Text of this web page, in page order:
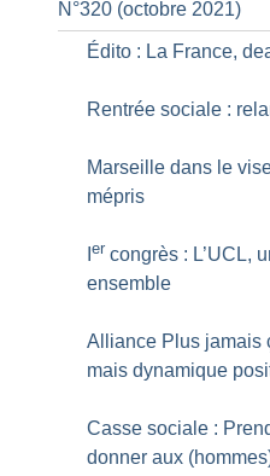
N°320 (octobre 2021)
Édito : La France,
Rentrée sociale :
Marseille dans le
mépris
Ier congrès : L’UCL,
ensemble
Alliance Plus jamais
mais dynamique
Casse sociale :
donner aux